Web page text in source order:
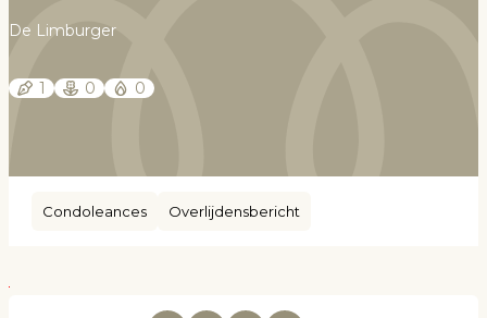
De Limburger
1 0 0
Condoleances Overlijdensbericht